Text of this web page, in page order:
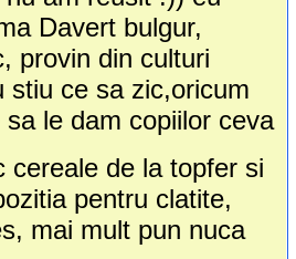
Davert bulgur,
provin din culturi
stiu ce sa zic,oricum
le dam copiilor ceva
cereale de la topfer si
pentru clatite,
mai mult pun nuca